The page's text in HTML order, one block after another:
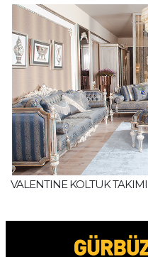
VALENTINE KOLTUK TAKIMI